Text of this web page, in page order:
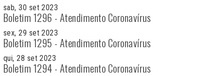
sab, 30 set 2023
Boletim 1296 - Atendimento Coronavírus
sex, 29 set 2023
Boletim 1295 - Atendimento Coronavírus
qui, 28 set 2023
Boletim 1294 - Atendimento Coronavírus